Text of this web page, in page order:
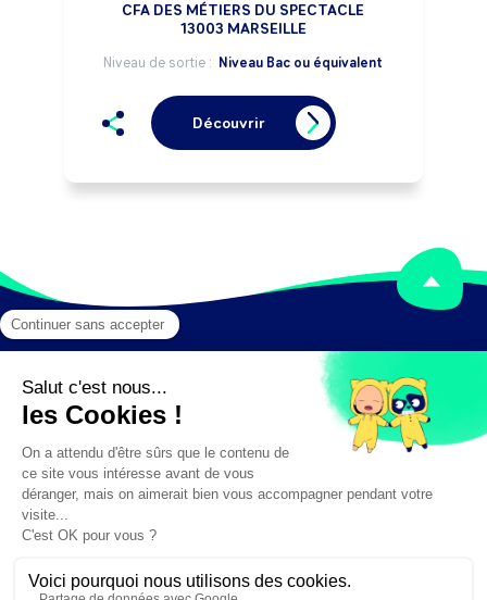
CFA DES MÉTIERS DU SPECTACLE
13003 MARSEILLE
Niveau de sortie : Niveau Bac ou équivalent
Découvrir
Mentions légales